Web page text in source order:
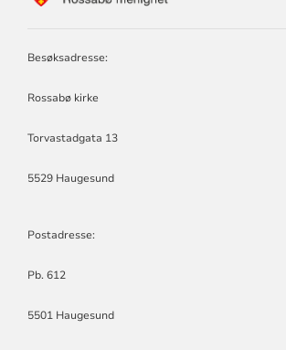
Besøksadresse:
Rossabø kirke
Torvastadgata 13
5529 Haugesund
Postadresse:
Pb. 612
5501 Haugesund